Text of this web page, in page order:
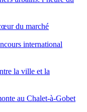
du marché
international
la ville et la
au Chalet-à-Gobet